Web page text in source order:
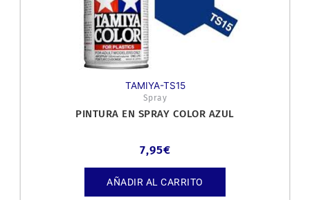
TAMIYA-TS15
Spray
PINTURA EN SPRAY COLOR AZUL
7,95€
AÑADIR AL CARRITO